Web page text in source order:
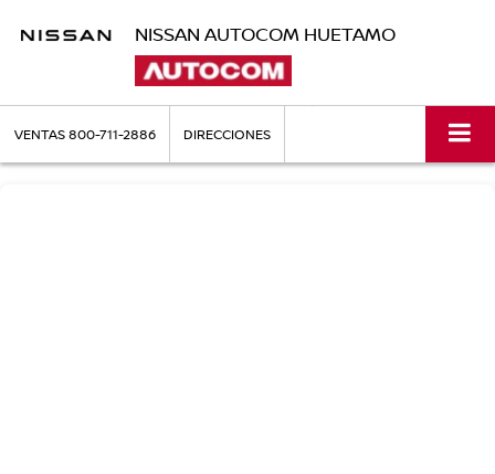
NISSAN AUTOCOM HUETAMO
VENTAS800-711-2886 DIRECCIONES